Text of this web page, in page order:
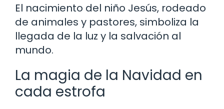
El nacimiento del niño Jesús, rodeado
de animales y pastores, simboliza la
llegada de la luz y la salvación al
mundo.
La magia de la Navidad en
cada estrofa